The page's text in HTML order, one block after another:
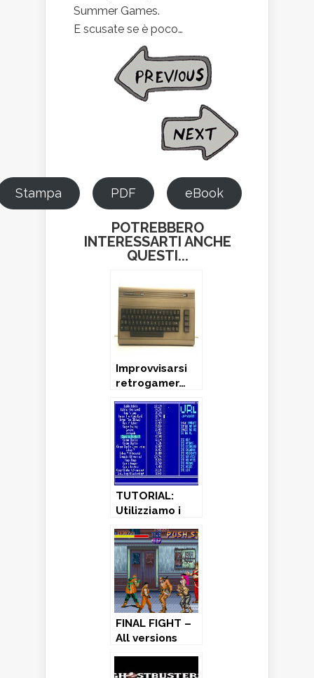
Summer Games.
E scusate se è poco…
Stampa PDF eBook
POTREBBERO
INTERESSARTI ANCHE
QUESTI...
Improvvisarsi
retrogamer…
“requisiti”!
TUTORIAL:
Utilizziamo i
Commodore
64 con il
programma
URL
FINAL FIGHT –
All versions